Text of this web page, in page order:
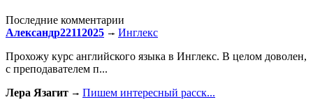
Последние комментарии
Александр22112025
Инглекс
Прохожу курс английского языка в Инглекс. В целом доволен,
с преподавателем п...
Лера Язагит
Пишем интересный расск...